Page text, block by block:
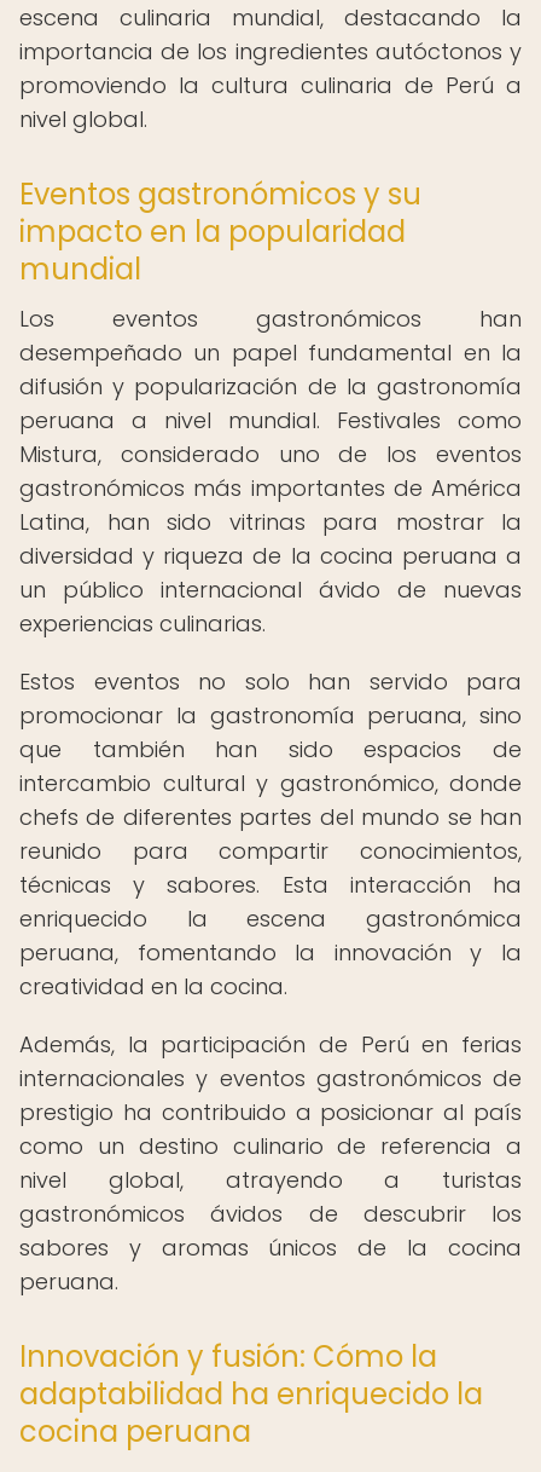
escena culinaria mundial, destacando la
importancia de los ingredientes autóctonos y
promoviendo la cultura culinaria de Perú a
nivel global.
Eventos gastronómicos y su
impacto en la popularidad
mundial
Los eventos gastronómicos han
desempeñado un papel fundamental en la
difusión y popularización de la gastronomía
peruana a nivel mundial. Festivales como
Mistura, considerado uno de los eventos
gastronómicos más importantes de América
Latina, han sido vitrinas para mostrar la
diversidad y riqueza de la cocina peruana a
un público internacional ávido de nuevas
experiencias culinarias.
Estos eventos no solo han servido para
promocionar la gastronomía peruana, sino
que también han sido espacios de
intercambio cultural y gastronómico, donde
chefs de diferentes partes del mundo se han
reunido para compartir conocimientos,
técnicas y sabores. Esta interacción ha
enriquecido la escena gastronómica
peruana, fomentando la innovación y la
creatividad en la cocina.
Además, la participación de Perú en ferias
internacionales y eventos gastronómicos de
prestigio ha contribuido a posicionar al país
como un destino culinario de referencia a
nivel global, atrayendo a turistas
gastronómicos ávidos de descubrir los
sabores y aromas únicos de la cocina
peruana.
Innovación y fusión: Cómo la
adaptabilidad ha enriquecido la
cocina peruana